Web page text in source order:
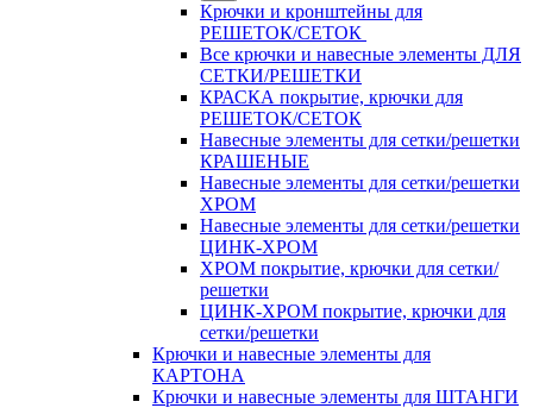
Крючки и кронштейны для
РЕШЕТОК/СЕТОК
Все крючки и навесные элементы ДЛЯ
СЕТКИ/РЕШЕТКИ
КРАСКА покрытие, крючки для
РЕШЕТОК/СЕТОК
Навесные элементы для сетки/решетки
КРАШЕНЫЕ
Навесные элементы для сетки/решетки
ХРОМ
Навесные элементы для сетки/решетки
ЦИНК-ХРОМ
ХРОМ покрытие, крючки для сетки/
решетки
ЦИНК-ХРОМ покрытие, крючки для
сетки/решетки
Крючки и навесные элементы для
КАРТОНА
Крючки и навесные элементы для ШТАНГИ